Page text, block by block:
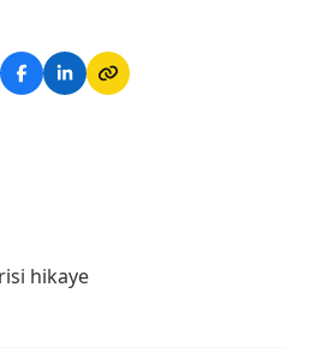
hikaye